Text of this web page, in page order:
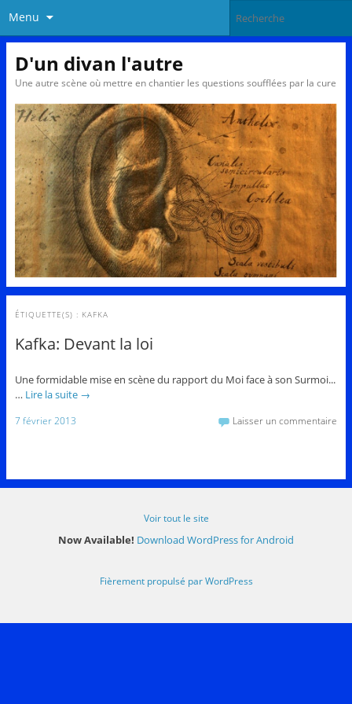
Menu
D'un divan l'autre
Une autre scène où mettre en chantier les questions soufflées par la cure
ÉTIQUETTE(S) : KAFKA
Kafka: Devant la loi
Une formidable mise en scène du rapport du Moi face à son Surmoi...
… Lire la suite →
7 février 2013 Laisser un commentaire
Voir tout le site
Now Available! Download WordPress for Android
Fièrement propulsé par WordPress